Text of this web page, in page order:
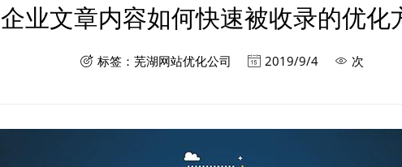
企业文章内容如何快速被收录的优化
 标签： 芜湖网站优化公司  2019/9/4  次